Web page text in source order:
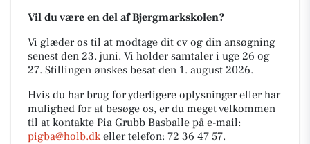
Vil du være en del af Bjergmarkskolen?
Vi glæder os til at modtage dit cv og din ansøgning
senest den 23. juni. Vi holder samtaler i uge 26 og
27. Stillingen ønskes besat den 1. august 2026.
Hvis du har brug for yderligere oplysninger eller har
mulighed for at besøge os, er du meget velkommen
til at kontakte Pia Grubb Basballe på e-mail:
pigba@holb.dkeller telefon: 72 36 47 57.